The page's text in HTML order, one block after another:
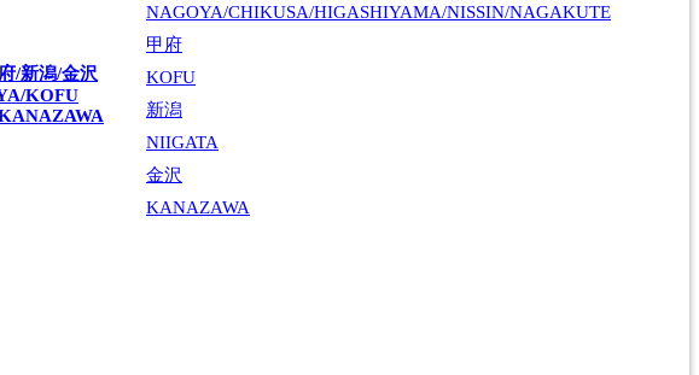
/新潟/金沢
KOFU
NAGOYA/CHIKUSA/HIGASHIYAMA/NISSIN/NAGAKUTE
甲府
KOFU
新潟
NIIGATA
金沢
KANAZAWA